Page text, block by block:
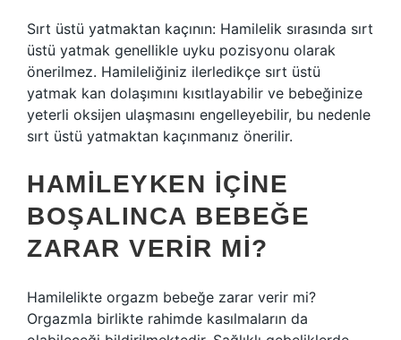
Sırt üstü yatmaktan kaçının: Hamilelik sırasında sırt
üstü yatmak genellikle uyku pozisyonu olarak
önerilmez. Hamileliğiniz ilerledikçe sırt üstü
yatmak kan dolaşımını kısıtlayabilir ve bebeğinize
yeterli oksijen ulaşmasını engelleyebilir, bu nedenle
sırt üstü yatmaktan kaçınmanız önerilir.
HAMILEYKEN IÇINE
BOŞALINCA BEBEĞE
ZARAR VERIR MI?
Hamilelikte orgazm bebeğe zarar verir mi?
Orgazmla birlikte rahimde kasılmaların da